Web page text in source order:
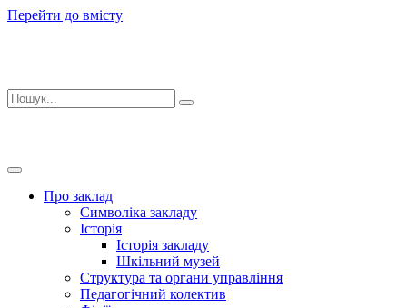
Перейти до вмісту
Про заклад
Символіка закладу
Історія
Історія закладу
Шкільний музей
Структура та органи управління
Педагогічний колектив